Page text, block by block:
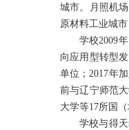
城市。月照机
原材料工业城
学校2009
向应用型转型
单位；2017年
前与辽宁师范
大学等17所国
学校与得